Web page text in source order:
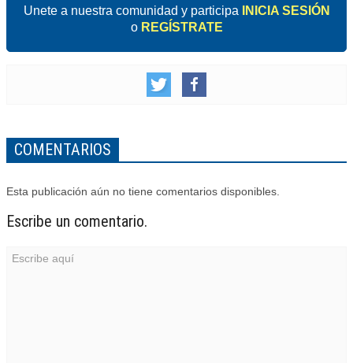
Unete a nuestra comunidad y participa
INICIA SESIÓN
o REGÍSTRATE
COMENTARIOS
Esta publicación aún no tiene comentarios disponibles.
Escribe un comentario.